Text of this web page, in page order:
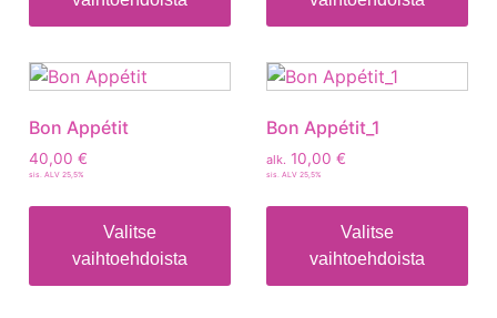
Bon Appétit
40,00 €
sis. ALV 25,5%
Valitse
vaihtoehdoista
Bon Appétit_1
alk. 10,00 €
sis. ALV 25,5%
Valitse
vaihtoehdoista